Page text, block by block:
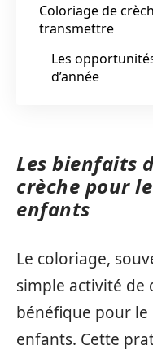
Coloriage de
transmettre
Les
d’année
Les bienfaits
crèche pour
enfants
Le coloriage,
simple activité de
bénéfique pour
enfants. Cette